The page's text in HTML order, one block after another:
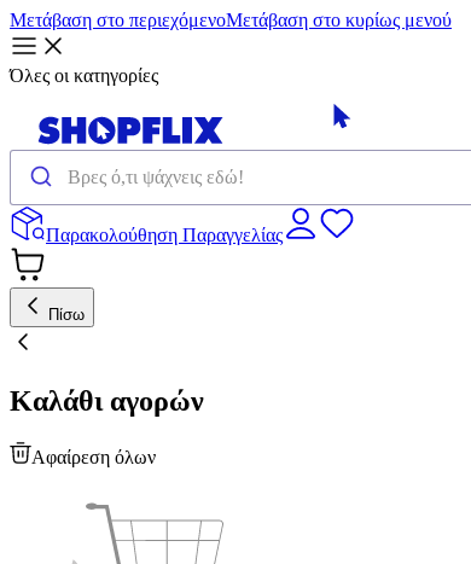
Μετάβαση στο περιεχόμενοΜετάβαση στο κυρίως μενού
Όλες οι κατηγορίες
Παρακολούθηση Παραγγελίας
Πίσω
Καλάθι αγορών
Αφαίρεση όλων